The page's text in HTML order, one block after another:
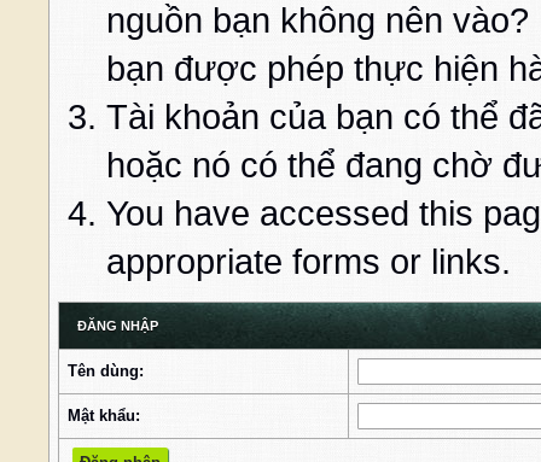
nguồn bạn không nên
bạn được phép thực hiện
Tài khoản của bạn có thể
hoặc nó có thể đang chờ
You have accessed this
appropriate forms or links.
ĐĂNG NHẬP
Tên dùng:
Mật khẩu: